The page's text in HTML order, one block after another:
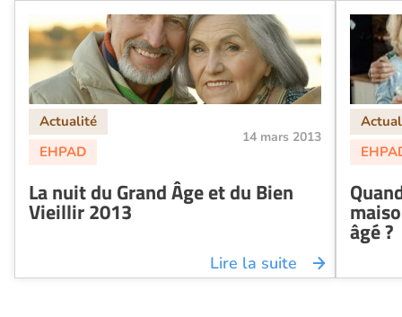
14 mars 2013
La nuit du Grand Âge et du Bien
Vieillir 2013
Lire la suite
âgé ?